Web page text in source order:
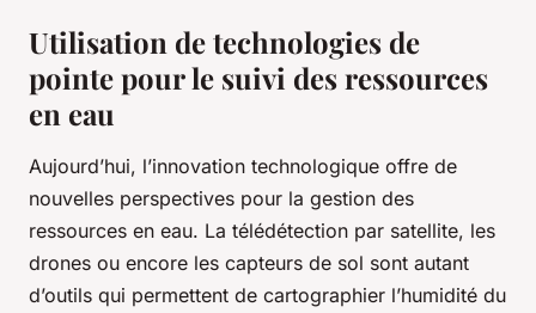
Utilisation de technologies de
pointe pour le suivi des ressources
en eau
Aujourd’hui, l’innovation technologique offre de
nouvelles perspectives pour la gestion des
ressources en eau. La télédétection par satellite, les
drones ou encore les capteurs de sol sont autant
d’outils qui permettent de cartographier l’humidité du